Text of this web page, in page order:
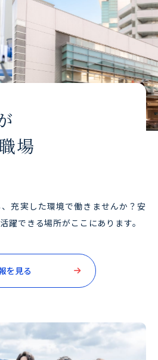
場
充実した環境で働きませんか？安
躍できる場所がここにあります。
を見る